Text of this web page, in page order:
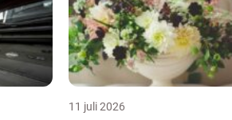
11 juli 2026